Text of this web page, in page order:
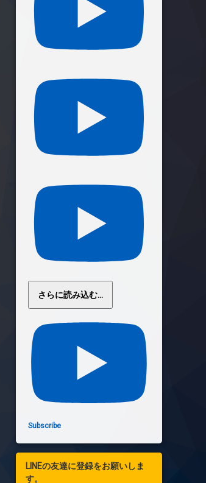
さらに読み込む...
Subscribe
LINEの友達に登録をお願いしま
す。